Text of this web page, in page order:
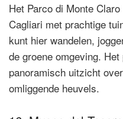
Het Parco di Monte
Cagliari met prachtige
kunt hier wandelen,
de groene omgeving.
panoramisch uitzicht
omliggende heuvels.